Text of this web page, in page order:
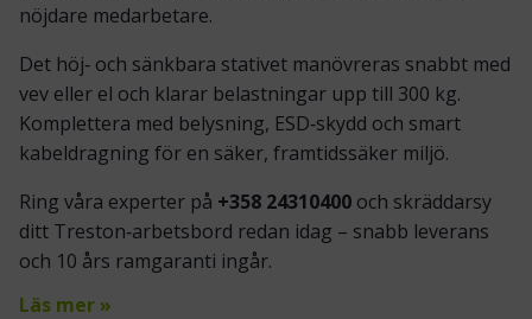
nöjdare medarbetare.
Det höj‑ och sänkbara stativet manövreras snabbt med
vev eller el och klarar belastningar upp till 300 kg.
Komplettera med belysning, ESD‑skydd och smart
kabeldragning för en säker, framtidssäker miljö.
Ring våra experter på +358 24310400 och skräddarsy
ditt Treston‑arbetsbord redan idag – snabb leverans
och 10 års ramgaranti ingår.
Läs mer »